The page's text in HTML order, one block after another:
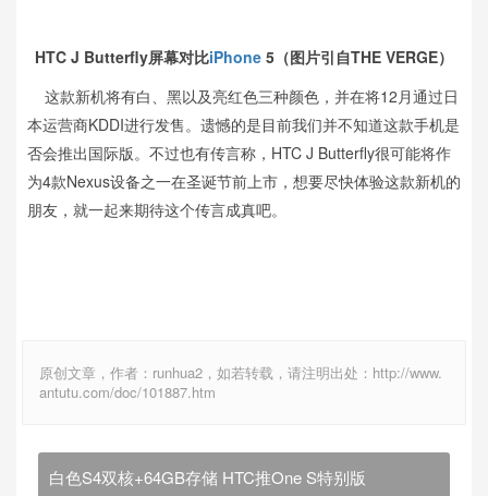
HTC J Butterfly屏幕对比iPhone 5（图片引自THE VERGE）
这款新机将有白、黑以及亮红色三种颜色，并在将12月通过日
本运营商KDDI进行发售。遗憾的是目前我们并不知道这款手机是
否会推出国际版。不过也有传言称，HTC J Butterfly很可能将作
为4款Nexus设备之一在圣诞节前上市，想要尽快体验这款新机的
朋友，就一起来期待这个传言成真吧。
原创文章，作者：runhua2，如若转载，请注明出处：http://www.
antutu.com/doc/101887.htm
白色S4双核+64GB存储 HTC推One S特别版